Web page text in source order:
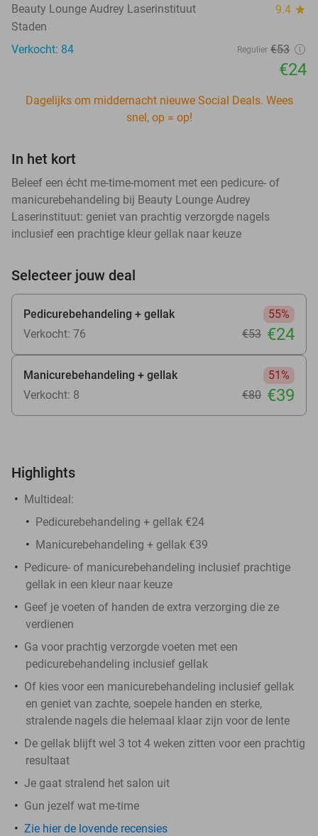
Beauty Lounge Audrey Laserinstituut 9.4 star
Staden
Verkocht: 84
Regulier €53
€24
Dagelijks om middernacht nieuwe Social Deals. Wees
snel, op = op!
In het kort
Beleef een écht me-time-moment met een pedicure- of
manicurebehandeling bij Beauty Lounge Audrey
Laserinstituut: geniet van prachtig verzorgde nagels
inclusief een prachtige kleur gellak naar keuze
Selecteer jouw deal
Pedicurebehandeling + gellak
55%
Verkocht: 76
€53 €24
Manicurebehandeling + gellak
51%
Verkocht: 8
€80 €39
Highlights
Multideal:
Pedicurebehandeling + gellak €24
Manicurebehandeling + gellak €39
Pedicure- of manicurebehandeling inclusief prachtige
gellak in een kleur naar keuze
Geef je voeten of handen de extra verzorging die ze
verdienen
Ga voor prachtig verzorgde voeten met een
pedicurebehandeling inclusief gellak
Of kies voor een manicurebehandeling inclusief gellak
en geniet van zachte, soepele handen en sterke,
stralende nagels die helemaal klaar zijn voor de lente
De gellak blijft wel 3 tot 4 weken zitten voor een prachtig
resultaat
Je gaat stralend het salon uit
Gun jezelf wat me-time
Zie hier de lovende recensies